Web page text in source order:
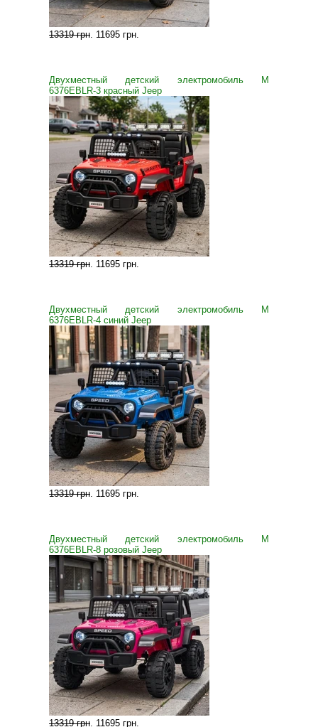
13319 грн. 11695 грн.
Двухместный детский электромобиль M
6376EBLR-3 красный Jeep
13319 грн. 11695 грн.
Двухместный детский электромобиль M
6376EBLR-4 синий Jeep
13319 грн. 11695 грн.
Двухместный детский электромобиль M
6376EBLR-8 розовый Jeep
13319 грн. 11695 грн.